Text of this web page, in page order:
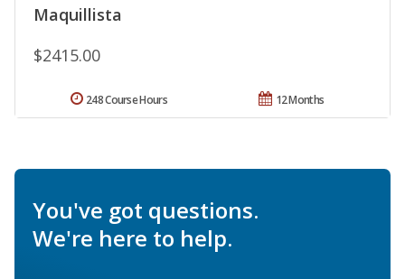
Maquillista
$2415.00
12 Months
248 Course Hours
You've got questions.
We're here to help.